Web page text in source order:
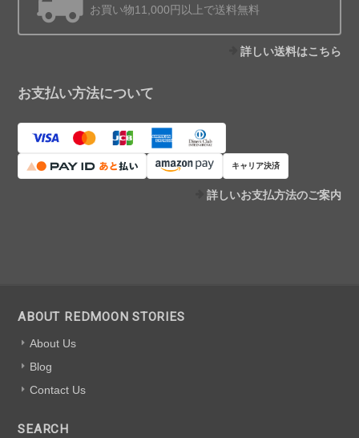
お買い物11,000円以上で送料無料
詳しい送料はこちら
お支払い方法について
キャリア決済
詳しいお支払方法のご案内
ABOUT REDMOON STORIES
About Us
Blog
Contact Us
SEARCH